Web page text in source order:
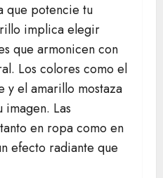
que potencie tu
implica elegir
que armonicen con
Los colores como el
y el amarillo mostaza
imagen. Las
en ropa como en
efecto radiante que